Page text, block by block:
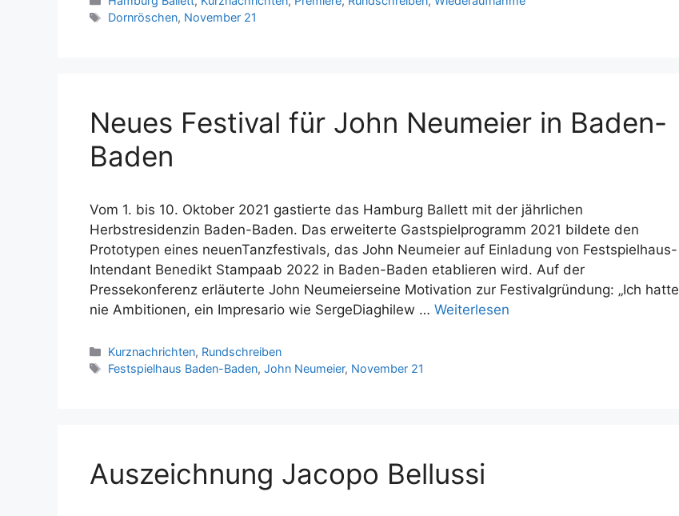
Schlagwörter
Dornröschen, November 21
Neues Festival für John Neumeier in Baden-
Baden
Vom 1. bis 10. Oktober 2021 gastierte das Hamburg Ballett mit der jährlichen
Herbstresidenzin Baden-Baden. Das erweiterte Gastspielprogramm 2021 bildete den
Prototypen eines neuenTanzfestivals, das John Neumeier auf Einladung von Festspielhaus-
Intendant Benedikt Stampaab 2022 in Baden-Baden etablieren wird. Auf der
Pressekonferenz erläuterte John Neumeierseine Motivation zur Festivalgründung: „Ich hatte
nie Ambitionen, ein Impresario wie SergeDiaghilew … Weiterlesen
Kategorien
Kurznachrichten, Rundschreiben
Schlagwörter
Festspielhaus Baden-Baden,John Neumeier, November 21
Auszeichnung Jacopo Bellussi